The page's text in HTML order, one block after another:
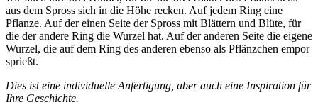
aus dem Spross sich in die Höhe recken. Auf jedem Ring eine
Pflanze. Auf der einen Seite der Spross mit Blättern und Blüte, für
die der andere Ring die Wurzel hat. Auf der anderen Seite die eigene
Wurzel, die auf dem Ring des anderen ebenso als Pflänzchen empor
sprießt.
Dies ist eine individuelle Anfertigung, aber auch eine Inspiration für
Ihre Geschichte.